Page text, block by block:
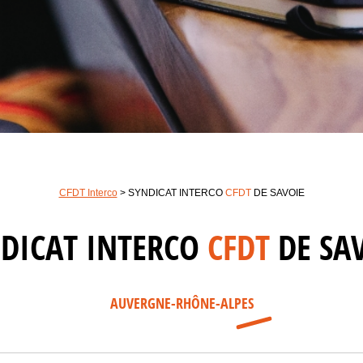
CFDT Interco> SYNDICAT INTERCO CFDTDE SAVOIE
INTERCO CFDT DE
AUVERGNE-RHÔNE-ALPES